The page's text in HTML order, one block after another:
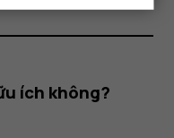
ích không?